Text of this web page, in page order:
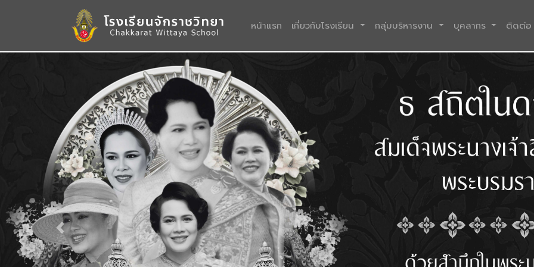
หน้าแรก (current)
เกี่ยวกับโรงเรียน กลุ่มบริหารงาน บุคลากร ติดต่อ
Previous